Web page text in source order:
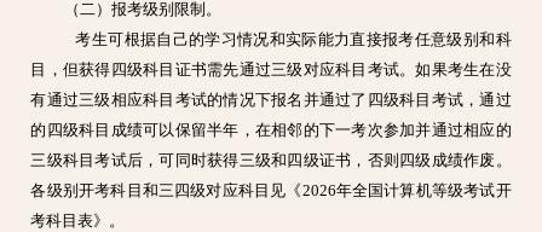
（二）报考级别限制。
考生可根据自己的学习情况和实际能力直接报考任意级别和科
目，但获得四级科目证书需先通过三级对应科目考试。如果考生在没
有通过三级相应科目考试的情况下报名并通过了四级科目考试，通过
的四级科目成绩可以保留半年，在相邻的下一考次参加并通过相应的
三级科目考试后，可同时获得三级和四级证书，否则四级成绩作废。
各级别开考科目和三四级对应科目见《2026年全国计算机等级考试开
考科目表》。